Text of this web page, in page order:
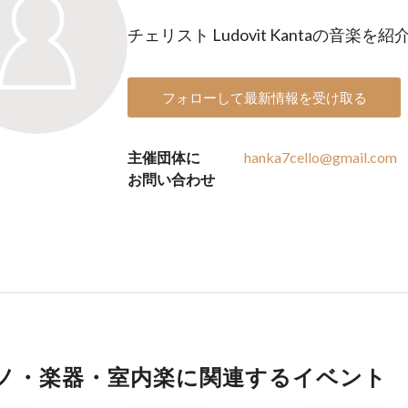
チェリスト Ludovit Kantaの音楽を紹
フォローして最新情報を受け取る
主催団体に
お問い合わせ
hanka7cello@gmail.com
・楽器・室内楽に関連するイベント